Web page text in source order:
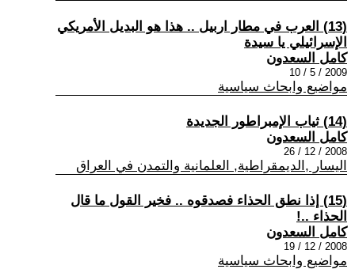
(13) العرب في مطار اربيل .. هذا هو البديل الأمريكي
الإسرائيلي يا سيدة
كامل السعدون
2009 / 5 / 10
مواضيع وابحاث سياسية
(14) ثياب الإمبراطور الجديدة
كامل السعدون
2008 / 12 / 26
اليسار ,الديمقراطية, العلمانية والتمدن في العراق
(15) إذا نطق الحذاء فصدقوه .. فخير القول ما قال
الحذاء ..!
كامل السعدون
2008 / 12 / 19
مواضيع وابحاث سياسية